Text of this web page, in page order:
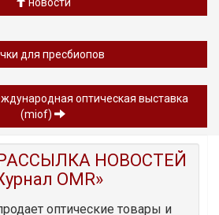
для пресбиопов
оптическая выставка
(miof)
НОВОСТЕЙ
OMR»
оптические товары и